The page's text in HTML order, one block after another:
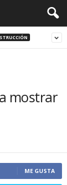
mostrar
ME GUSTA